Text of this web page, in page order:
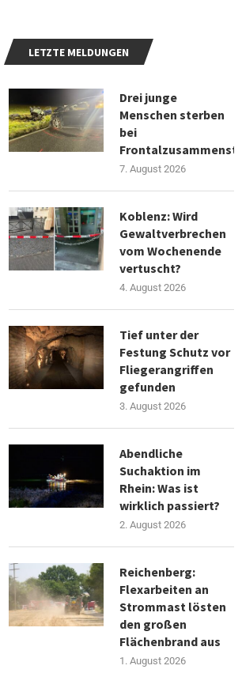
LETZTE MELDUNGEN
Drei junge
Menschen sterben
bei
7. August 2026
Koblenz: Wird
Gewaltverbrechen
vom Wochenende
vertuscht?
4. August 2026
Tief unter der
Festung Schutz vor
Fliegerangriffen
gefunden
3. August 2026
Abendliche
Suchaktion im
Rhein: Was ist
wirklich passiert?
2. August 2026
Reichenberg:
Flexarbeiten an
Strommast lösten
den großen
Flächenbrand aus
1. August 2026